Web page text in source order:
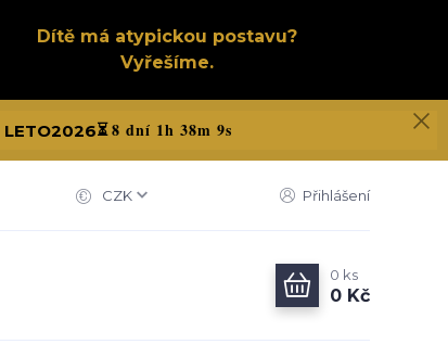
Dítě má atypickou postavu?
Vyřešíme.
LETO2026⏳8 dní 1h 38m 8s
CZK Přihlášení
0 ks
0 Kč